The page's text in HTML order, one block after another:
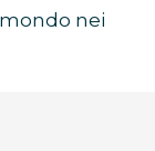
nei